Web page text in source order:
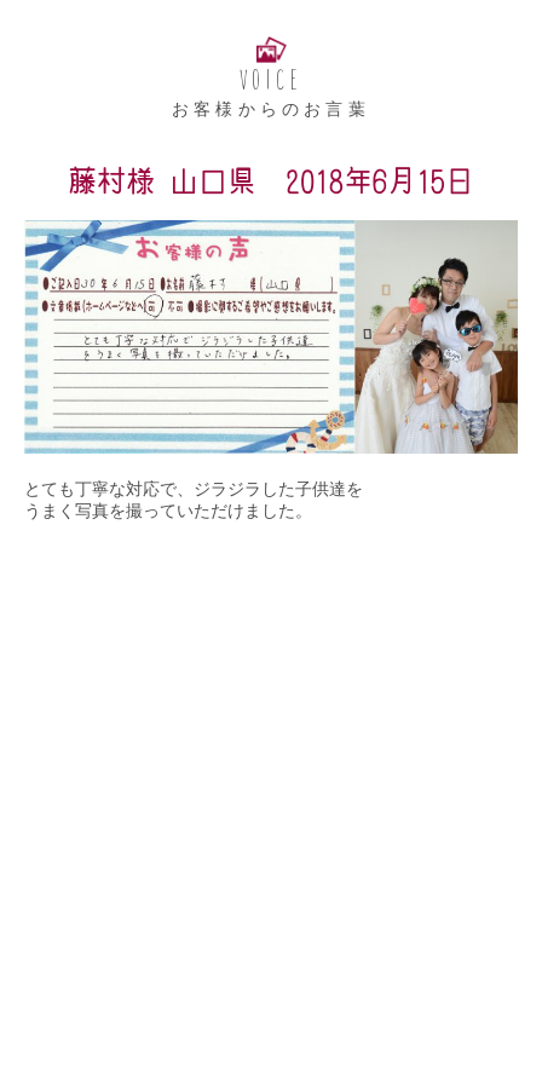
VOICE
お客様からのお言葉
藤村様 山口県 2018年6月15日
とても丁寧な対応で、ジラジラした子供達を
うまく写真を撮っていただけました。